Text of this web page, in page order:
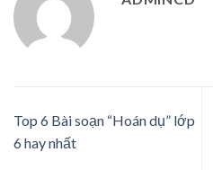
Top 6 Bài soạn “Hoán dụ” lớp
6 hay nhất